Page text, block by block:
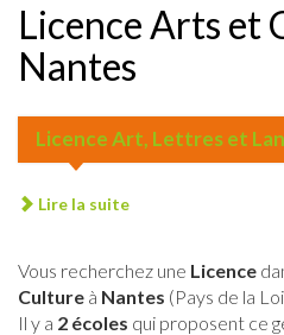
Licence Arts et
Nantes
Licence Art, Lettres et
Lire la suite
Vous recherchez une Licence
Culture à Nantes (Pays de la
Il y a 2 écoles qui proposent ce